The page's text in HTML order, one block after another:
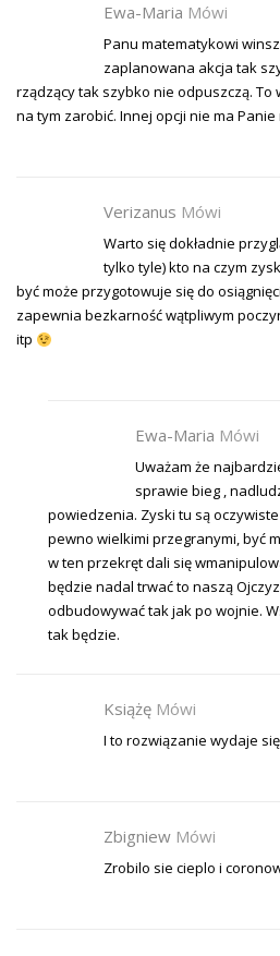
Ewa-Maria Mówi
Panu matematykowi
zaplanowana akcja tak
rządzący tak szybko nie odpuszczą. To
na tym zarobić. Innej opcji nie ma
Verizanus Mówi
Warto się dokładnie
tylko tyle) kto na czym
być może przygotowuje się do
zapewnia bezkarność wątpliwym
itp
Ewa-Maria Mówi
Uważam że
sprawie bieg ,
powiedzenia. Zyski tu są
pewno wielkimi przegranymi, być
w ten przekręt dali się
będzie nadal trwać to naszą
odbudowywać tak jak po wojnie.
tak będzie.
Książę Mówi
I to rozwiązanie wydaje
Zbigniew Mówi
Zrobilo sie cieplo i